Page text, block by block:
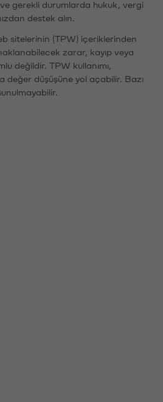
gerekli durumlarda hukuk, vergi
destek alın.
sitelerinin (TPW) içeriklerinden
zarar, kayıp veya
değildir. TPW kullanımı,
değer düşüşüne yol açabilir. Bazı